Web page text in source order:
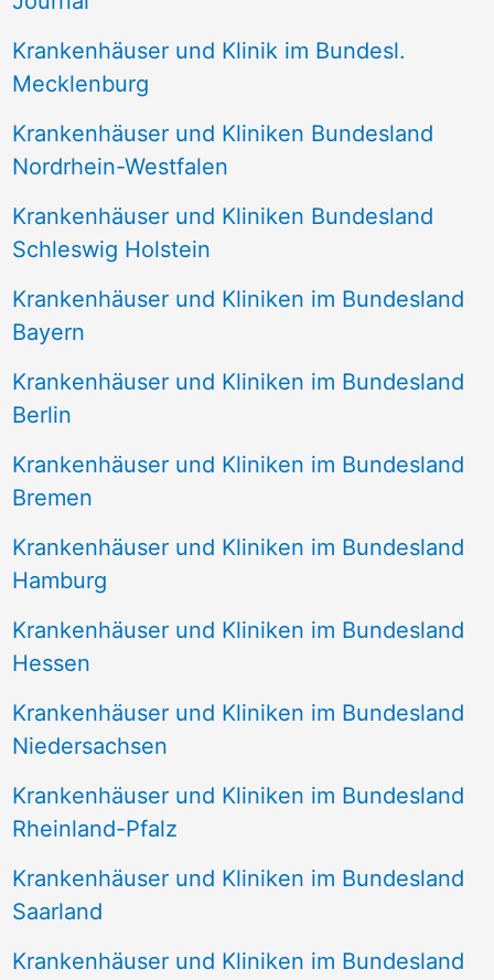
c
:
Krankenhäuser und Klinik im Bundesl.
Mecklenburg
Krankenhäuser und Kliniken Bundesland
Nordrhein-Westfalen
Krankenhäuser und Kliniken Bundesland
Schleswig Holstein
Krankenhäuser und Kliniken im Bundesland
Bayern
Krankenhäuser und Kliniken im Bundesland
Berlin
Krankenhäuser und Kliniken im Bundesland
Bremen
Krankenhäuser und Kliniken im Bundesland
Hamburg
Krankenhäuser und Kliniken im Bundesland
Hessen
Krankenhäuser und Kliniken im Bundesland
Niedersachsen
Krankenhäuser und Kliniken im Bundesland
Rheinland-Pfalz
Krankenhäuser und Kliniken im Bundesland
Saarland
Krankenhäuser und Kliniken im Bundesland